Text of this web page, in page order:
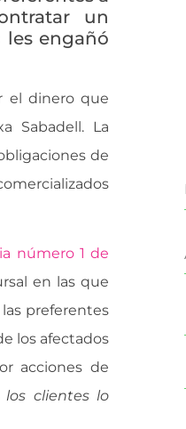
un
engañó
el dinero que
Sabadell. La
de
número 1 de
en las que
preferentes
los afectados
acciones de
clientes lo